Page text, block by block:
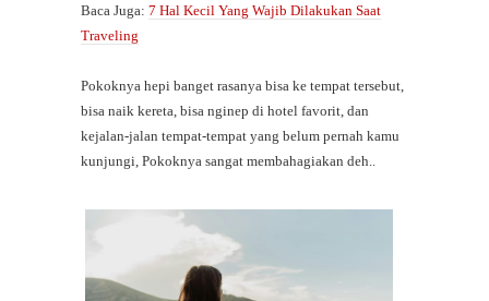
Baca Juga: 7 Hal Kecil Yang Wajib Dilakukan Saat
Traveling
Pokoknya hepi banget rasanya bisa ke tempat tersebut,
bisa naik kereta, bisa nginep di hotel favorit, dan
kejalan-jalan tempat-tempat yang belum pernah kamu
kunjungi, Pokoknya sangat membahagiakan deh..